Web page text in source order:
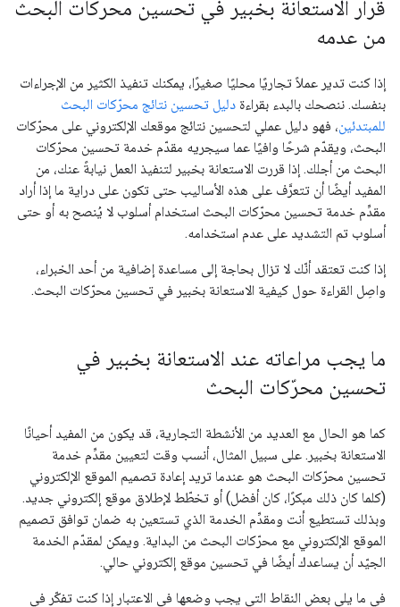
قرار الاستعانة بخبير في تحسين محركات البحث
من عدمه
إذا كنت تدير عملاً تجاريًا محليًا صغيرًا، يمكنك تنفيذ الكثير من الإجراءات
بنفسك. ننصحك بالبدء بقراءة دليل تحسين نتائج محرّكات البحث
للمبتدئين، فهو دليل عملي لتحسين نتائج موقعك الإلكتروني على محرّكات
البحث، ويقدّم شرحًا وافيًا عما سيجريه مقدّم خدمة تحسين محرّكات
البحث من أجلك. إذا قررت الاستعانة بخبير لتنفيذ العمل نيابةً عنك، من
المفيد أيضًا أن تتعرَّف على هذه الأساليب حتى تكون على دراية ما إذا أراد
مقدِّم خدمة تحسين محرّكات البحث استخدام أسلوب لا يُنصح به أو حتى
أسلوب تم التشديد على عدم استخدامه.
إذا كنت تعتقد أنّك لا تزال بحاجة إلى مساعدة إضافية من أحد الخبراء،
واصِل القراءة حول كيفية الاستعانة بخبير في تحسين محرّكات البحث.
ما يجب مراعاته عند الاستعانة بخبير في
تحسين محرّكات البحث
كما هو الحال مع العديد من الأنشطة التجارية، قد يكون من المفيد أحيانًا
الاستعانة بخبير. على سبيل المثال، أنسب وقت لتعيين مقدِّم خدمة
تحسين محرّكات البحث هو عندما تريد إعادة تصميم الموقع الإلكتروني
(كلما كان ذلك مبكرًا، كان أفضل) أو تخطّط لإطلاق موقع إلكتروني جديد.
وبذلك تستطيع أنت ومقدِّم الخدمة الذي تستعين به ضمان توافق تصميم
الموقع الإلكتروني مع محرّكات البحث من البداية. ويمكن لمقدّم الخدمة
الجيّد أن يساعدك أيضًا في تحسين موقع إلكتروني حالي.
في ما يلي بعض النقاط التي يجب وضعها في الاعتبار إذا كنت تفكّر في